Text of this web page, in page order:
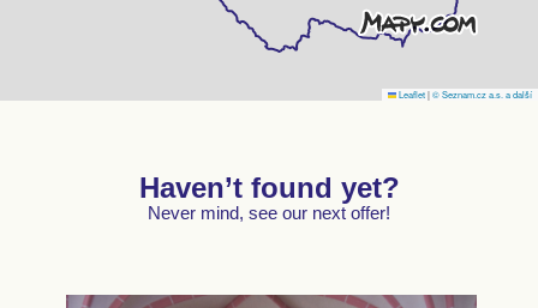
Leaflet|© Seznam.cz a.s. a další
Haven’t found yet?
Never mind, see our next offer!